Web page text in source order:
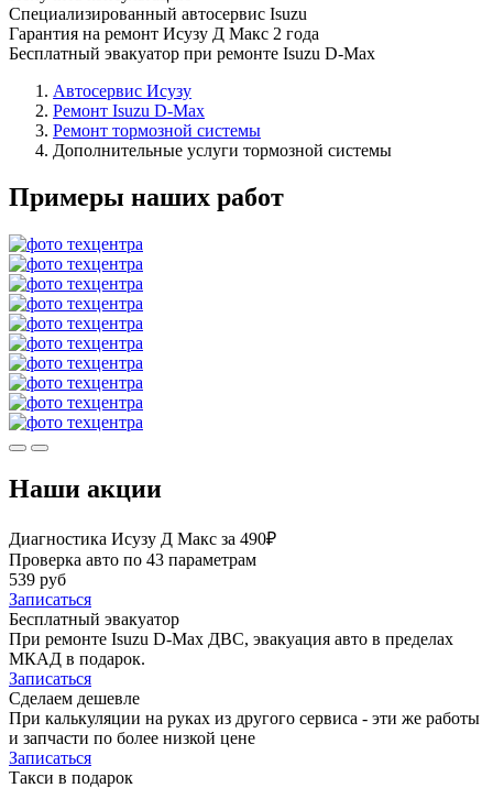
Специализированный автосервис Isuzu
Гарантия на ремонт Исузу Д Макс 2 года
Бесплатный эвакуатор при ремонте Isuzu D-Max
Автосервис Исузу
Ремонт Isuzu D-Max
Ремонт тормозной системы
Дополнительные услуги тормозной системы
Примеры наших работ
Наши акции
Диагностика Исузу Д Макс за 490₽
Проверка авто по 43 параметрам
539 руб
Записаться
Бесплатный эвакуатор
При ремонте Isuzu D-Max ДВС, эвакуация авто в пределах
МКАД в подарок.
Записаться
Сделаем дешевле
При калькуляции на руках из другого сервиса - эти же работы
и запчасти по более низкой цене
Записаться
Такси в подарок